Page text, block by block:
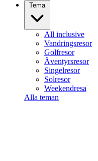
Tema
All inclusive
Vandringsresor
Golfresor
Äventyrsresor
Singelresor
Solresor
Weekendresa
Alla teman